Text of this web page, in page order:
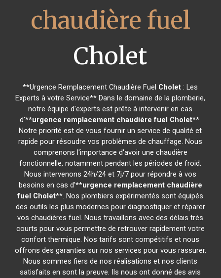
chaudière fuel
Cholet
**Urgence Remplacement Chaudière Fuel Cholet : Les
Experts à votre Service** Dans le domaine de la plomberie,
notre équipe d'experts est prête à intervenir en cas
d'**urgence remplacement chaudière fuel Cholet**.
Notre priorité est de vous fournir un service de qualité et
rapide pour résoudre vos problèmes de chauffage. Nous
comprenons l'importance d'avoir une chaudière
fonctionnelle, notamment pendant les périodes de froid.
Nous intervenons 24h/24 et 7j/7 pour répondre à vos
besoins en cas d'**urgence remplacement chaudière
fuel Cholet**. Nos plombiers expérimentés sont équipés
des outils les plus modernes pour diagnostiquer et réparer
vos chaudières fuel. Nous travaillons avec des délais très
courts pour vous permettre de retrouver rapidement votre
confort thermique. Nos tarifs sont compétitifs et nous
offrons des garanties sur nos services pour vous rassurer.
Nous sommes fiers de nos réalisations et nos clients
satisfaits en sont la preuve. Ils nous ont donné des avis